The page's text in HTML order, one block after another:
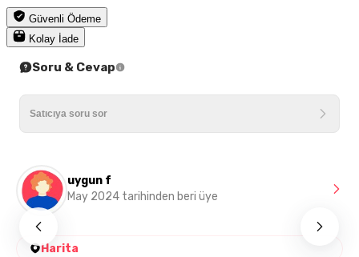
Güvenli Ödeme
Kolay İade
Soru & Cevap
uygun f
May 2024 tarihinden beri üye
Harita